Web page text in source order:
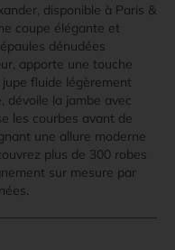
disponible à Paris &
coupe élégante et
dénudées
apporte une touche
fluide légèrement
dévoile la jambe avec
les courbes avant de
une allure moderne
plus de 300 robes
sur mesure par